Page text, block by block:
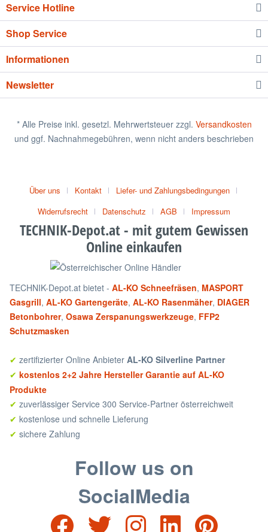
Service Hotline
Shop Service
Informationen
Newsletter
* Alle Preise inkl. gesetzl. Mehrwertsteuer zzgl. Versandkosten
und ggf. Nachnahmegebühren, wenn nicht anders beschrieben
Über uns Kontakt
Liefer- und Zahlungsbedingungen
Widerrufsrecht
Datenschutz AGB Impressum
TECHNIK-Depot.at - mit gutem Gewissen
Online einkaufen
TECHNIK-Depot.at bietet - AL-KO Schneefräsen, MASPORT
Gasgrill, AL-KO Gartengeräte, AL-KO Rasenmäher, DIAGER
Betonbohrer, Osawa Zerspanungswerkzeuge, FFP2
Schutzmasken
✔ zertifizierter Online Anbieter AL-KO Silverline Partner
✔ kostenlos 2+2 Jahre Hersteller Garantie auf AL-KO
Produkte
✔ zuverlässiger Service 300 Service-Partner österreichweit
✔ kostenlose und schnelle Lieferung
✔ sichere Zahlung
Follow us on
SocialMedia